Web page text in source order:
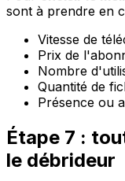
sont à prendre en
Vitesse de
Prix de
Nombre
Quantité de
Présence ou
Étape 7 :
le débrideur